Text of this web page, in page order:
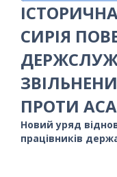
СИРІЯ
ПРОТИ
Новий уряд
працівників